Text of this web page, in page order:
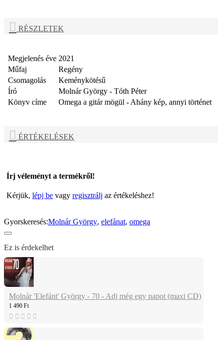
RÉSZLETEK
Megjelenés éve 2021
Műfaj
Regény
Csomagolás
Keménykötésű
Író
Molnár György - Tóth Péter
Könyv címe
Omega a gitár mögül - Ahány kép, annyi történet
ÉRTÉKELÉSEK
Írj véleményt a termékről!
Kérjük, lépj be vagy regisztrálj az értékeléshez!
Gyorskeresés:Molnár György, elefánat, omega
Ez is érdekelhet
Molnár 'Elefánt' György - 70 - Adj még egy napot (maxi CD)
1 490 Ft